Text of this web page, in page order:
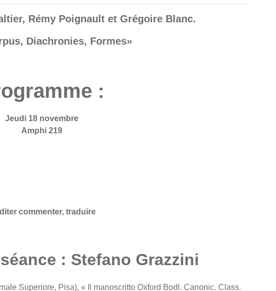
Rémy Poignault et Grégoire Blanc.
Diachronies, Formes»
:
Jeudi 18 novembre
Amphi 219
commenter, traduire
: Stefano Grazzini
Superiore, Pisa), « Il manoscritto Oxford Bodl. Canonic. Class.